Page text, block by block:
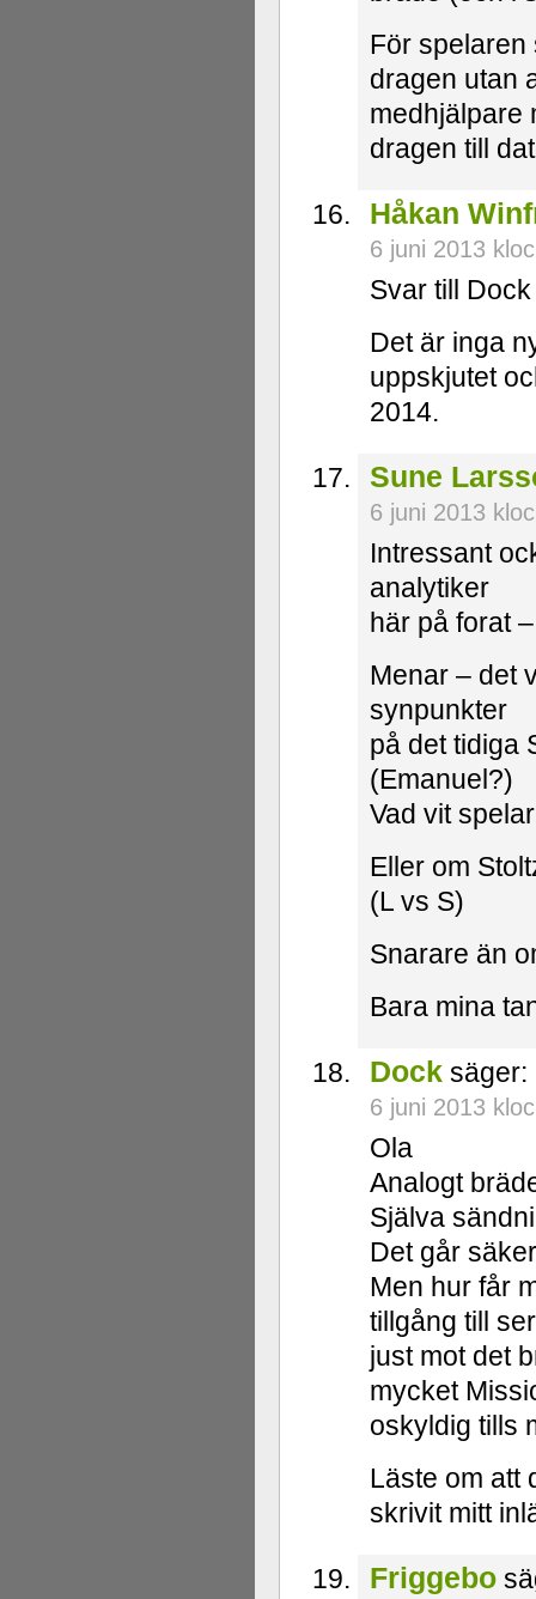
För spelaren
dragen utan
medhjälpare
dragen till
Håkan
6 juni 2013
Svar till
Det är inga
uppskjutet
2014.
Sune
6 juni 2013
Intressant
analytiker
här på forat
Menar – det
synpunkter
på det tidiga
(Emanuel?)
Vad vit
Eller om
(L vs S)
Snarare än
Bara mina
Dock säger:
6 juni 2013
Ola
Analogt
Själva
Det går
Men hur får
tillgång till
just mot det
mycket
oskyldig tills
Läste om att
skrivit mitt
Friggebo